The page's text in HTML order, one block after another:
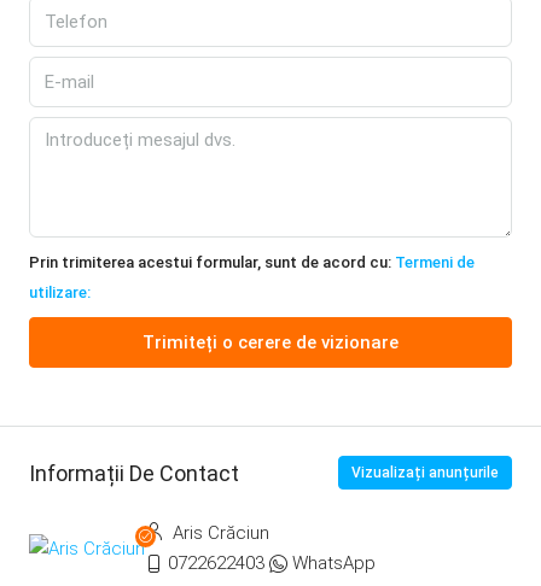
Prin trimiterea acestui formular, sunt de acord cu: Termeni de
utilizare:
Trimiteți o cerere de vizionare
Informații De Contact Vizualizați anunțurile
Aris Crăciun
0722622403
WhatsApp